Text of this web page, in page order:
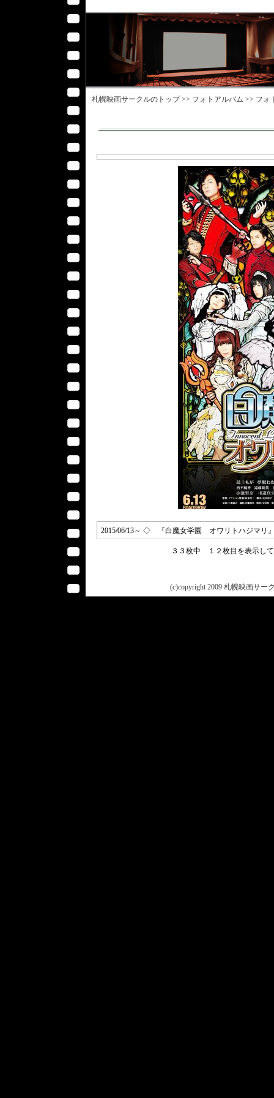
札幌映画サークルのトップ >> フォトアルバム >> フォ
2015/06/13～ ◇ 『白魔女学園 オワリトハジマリ
３３枚中 １２枚目を表示し
(c)copyright 2009 札幌映画サー